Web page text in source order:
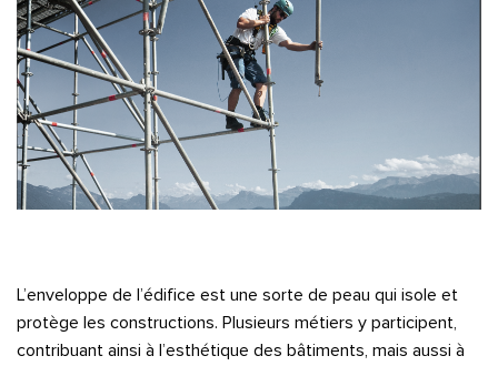
L’enveloppe de l’édifice est une sorte de peau qui isole et
protège les constructions. Plusieurs métiers y participent,
contribuant ainsi à l’esthétique des bâtiments, mais aussi à